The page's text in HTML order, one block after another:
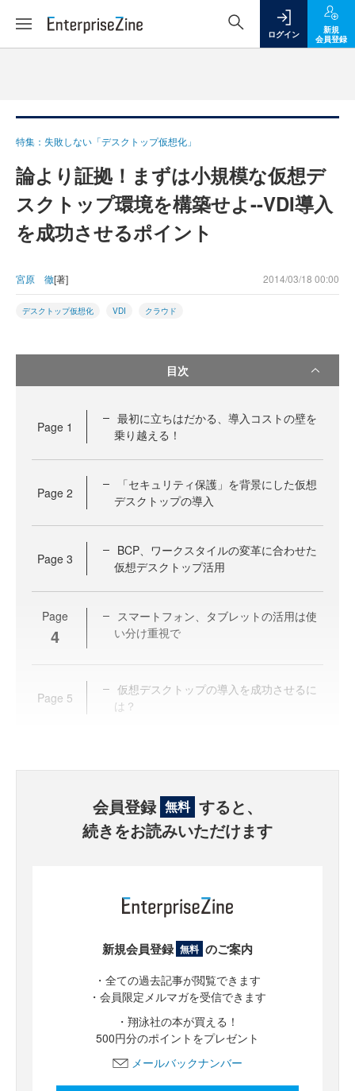
ログイン
新規
会員登録
特集：失敗しない「デスクトップ仮想化」
論より証拠！まずは小規模な仮想デ
スクトップ環境を構築せよ--VDI導入
を成功させるポイント
宮原 徹[著] 2014/03/18 00:00
デスクトップ仮想化 VDI クラウド
目次
Page 1
最初に立ちはだかる、導入コストの壁を
乗り越える！
Page 2
「セキュリティ保護」を背景にした仮想
デスクトップの導入
Page 3
BCP、ワークスタイルの変革に合わせた
仮想デスクトップ活用
Page
4
スマートフォン、タブレットの活用は使
い分け重視で
Page 5
仮想デスクトップの導入を成功させるに
は？
会員登録 無料 すると、
続きをお読みいただけます
新規会員登録 無料 のご案内
・全ての過去記事が閲覧できます
・会員限定メルマガを受信できます
・翔泳社の本が買える！
500円分のポイントをプレゼント
メールバックナンバー